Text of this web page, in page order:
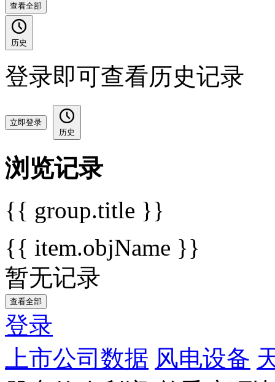
查看全部
历史
登录即可查看历史记录
立即登录
历史
浏览记录
{{ group.title }}
{{ item.objName }}
暂无记录
查看全部
登录
上市公司数据 风电设备